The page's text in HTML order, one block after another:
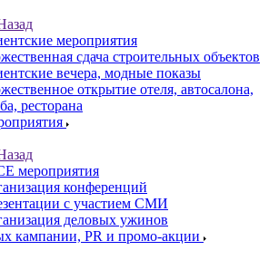
мероприятия
сдача строительных объектов
вечера, модные показы
открытие отеля, автосалона,
ресторана
мероприятия
конференций
с участием СМИ
деловых ужинов
кампании, PR и промо-акции